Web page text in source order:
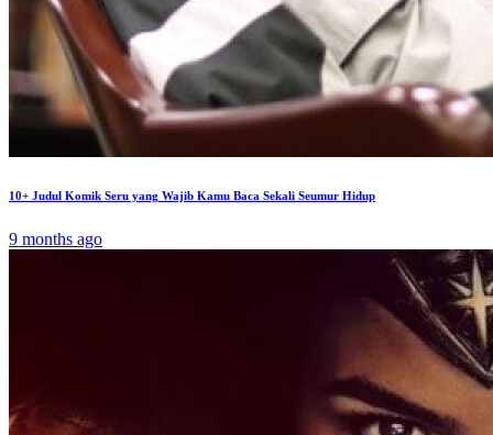
10+ Judul Komik Seru yang Wajib Kamu Baca Sekali Seumur Hidup
9 months ago